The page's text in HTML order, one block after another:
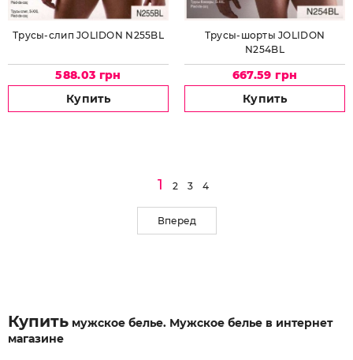
Трусы-слип JOLIDON N255BL
588.03 грн
Купить
Трусы-шорты JOLIDON
N254BL
667.59 грн
Купить
1 2 3 4
Вперед
Купить мужское белье. Мужское белье в интернет
магазине